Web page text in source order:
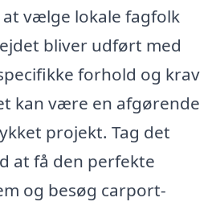
vælge lokale fagfolk
bliver udført med
forhold og krav
kan være en afgørende
projekt. Tag det
at få den perfekte
og besøg carport-